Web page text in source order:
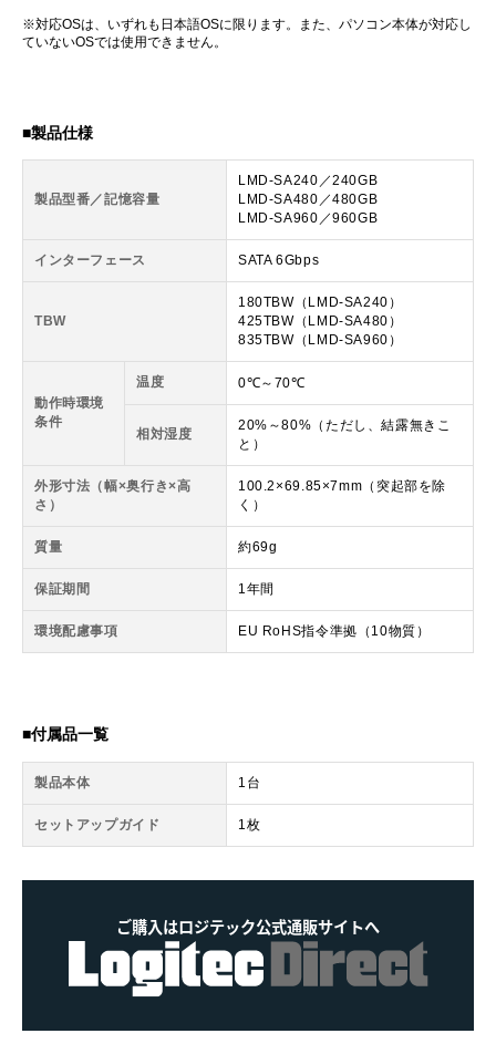
※対応OSは、いずれも日本語OSに限ります。また、パソコン本体が対応し
ていないOSでは使用できません。
■製品仕様
製品型番／記憶容量
LMD-SA240／240GB
LMD-SA480／480GB
LMD-SA960／960GB
インターフェース SATA 6Gbps
TBW
180TBW（LMD-SA240）
425TBW（LMD-SA480）
835TBW（LMD-SA960）
動作時環境
条件
温度 0℃～70℃
相対湿度
20%～80%（ただし、結露無きこ
と）
外形寸法（幅×奥行き×高
さ）
100.2×69.85×7mm（突起部を除
く）
質量 約69g
保証期間 1年間
環境配慮事項 EU RoHS指令準拠（10物質）
■付属品一覧
製品本体 1台
セットアップガイド 1枚
ご購入はロジテック公式通販サイトへ